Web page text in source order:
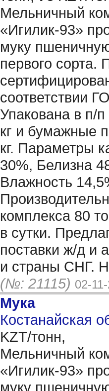
Мельничный
«Игилик-93»
муку
первого сорта.
соответствии
Упакована в п/
кг и бумажные
кг. Параметры
30%, Белизна
Влажность
комплекса 80
в сутки.
поставки ж/д и
и страны СНГ.
(№: 21115) 02-
Мука
Костанайская
KZT/тонн,
Мельничный
«Игилик-93»
муку